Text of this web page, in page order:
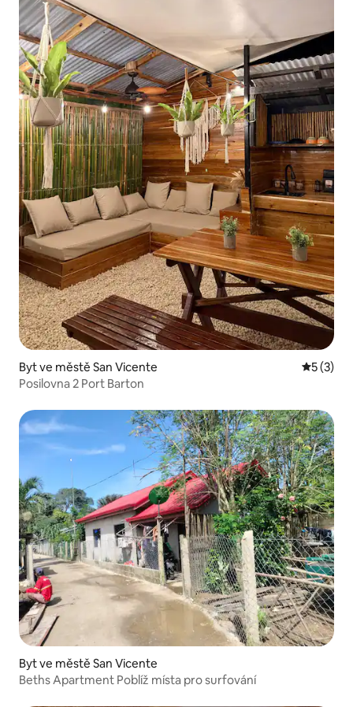
Byt ve městě San Vicente
5 (3)
Posilovna 2 Port Barton
Byt ve městě San Vicente
Beths Apartment Poblíž místa pro surfování